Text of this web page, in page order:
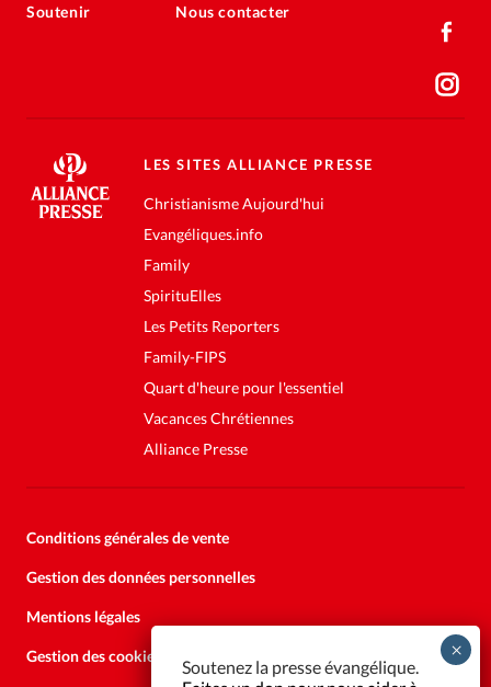
Soutenir Nous contacter
LES SITES ALLIANCE PRESSE
Christianisme Aujourd'hui
Evangéliques.info
Family
SpirituElles
Les Petits Reporters
Family-FIPS
Quart d'heure pour l'essentiel
Vacances Chrétiennes
Alliance Presse
Conditions générales de vente
Gestion des données personnelles
Mentions légales
Gestion des cookies
Soutenez la presse évangélique.